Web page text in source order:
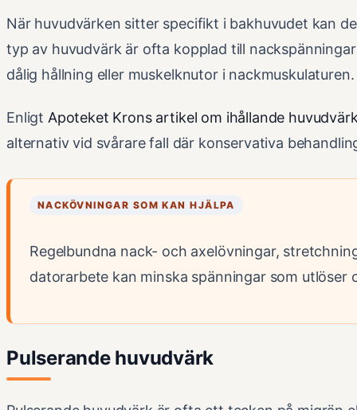
När huvudvärken sitter specifikt i bakhuvudet kan
typ av huvudvärk är ofta kopplad till
dålig hållning eller muskelknutor i nackmuskulaturen.
Enligt Apoteket Krons artikel om ihållande
alternativ vid svårare fall där konservativa
NACKÖVNINGAR SOM KAN HJÄLPA
Regelbundna nack- och axelövningar,
datorarbete kan minska spänningar som utlöser
Pulserande huvudvärk